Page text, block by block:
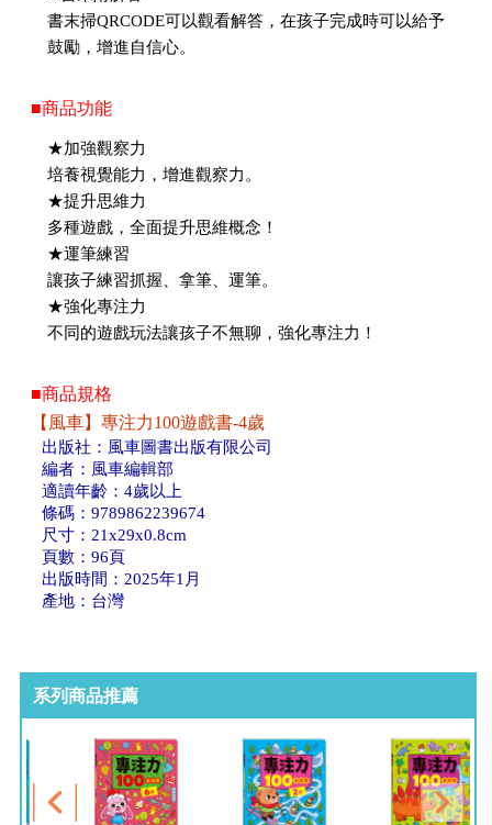
書末掃QRCODE可以觀看解答，在孩子完成時可以給予
鼓勵，增進自信心。
■商品功能
★加強觀察力
培養視覺能力，增進觀察力。
★提升思維力
多種遊戲，全面提升思維概念！
★運筆練習
讓孩子練習抓握、拿筆、運筆。
★強化專注力
不同的遊戲玩法讓孩子不無聊，強化專注力！
■商品規格
【風車】專注力100遊戲書-4歲
出版社：風車圖書出版有限公司
編者：風車編輯部
適讀年齡：4歲以上
條碼：9789862239674
尺寸：21x29x0.8cm
頁數：96頁
出版時間：2025年1月
產地：台灣
系列商品推薦